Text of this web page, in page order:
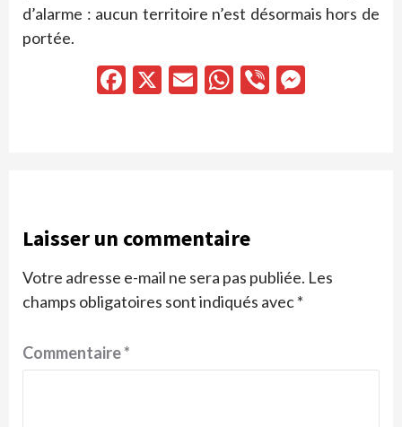
d’alarme : aucun territoire n’est désormais hors de
portée.
Facebook
X EmailWhatsApp
Viber
Laisser un commentaire
Votre adresse e-mail ne sera pas publiée. Les
champs obligatoires sont indiqués avec*
Commentaire*